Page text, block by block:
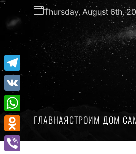
Перейти
содержимому
Thursday, August 6th,
ГЛАВНАЯСТРОИМ ДОМ
Telegram
VK
WhatsApp
Odnoklassniki